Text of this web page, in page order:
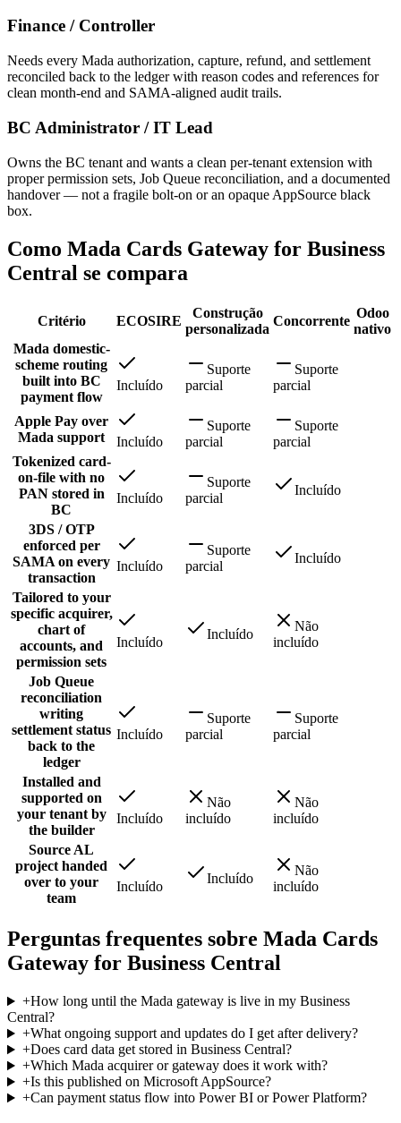
Finance / Controller
Needs every Mada authorization, capture, refund, and settlement
reconciled back to the ledger with reason codes and references for
clean month-end and SAMA-aligned audit trails.
BC Administrator / IT Lead
Owns the BC tenant and wants a clean per-tenant extension with
proper permission sets, Job Queue reconciliation, and a documented
handover — not a fragile bolt-on or an opaque AppSource black
box.
Como Mada Cards Gateway for Business
Central se compara
Critério ECOSIRE
Construção
personalizada
Concorrente
Odoo
nativo
Mada domestic-
scheme routing
built into BC
payment flow
Incluído
Suporte
parcial
Suporte
parcial
Apple Pay over
Mada support
Incluído
Suporte
parcial
Suporte
parcial
Tokenized card-
on-file with no
PAN stored in
BC
Incluído
Suporte
parcial
Incluído
3DS / OTP
enforced per
SAMA on every
transaction
Incluído
Suporte
parcial
Incluído
Tailored to your
specific acquirer,
chart of
accounts, and
permission sets
Incluído
Incluído
Não
incluído
Job Queue
reconciliation
writing
settlement status
back to the
ledger
Incluído
Suporte
parcial
Suporte
parcial
Installed and
supported on
your tenant by
the builder
Incluído
Não
incluído
Não
incluído
Source AL
project handed
over to your
team
Incluído
Incluído
Não
incluído
Perguntas frequentes sobre Mada Cards
Gateway for Business Central
+How long until the Mada gateway is live in my Business
Central?
+What ongoing support and updates do I get after delivery?
+Does card data get stored in Business Central?
+Which Mada acquirer or gateway does it work with?
+Is this published on Microsoft AppSource?
+Can payment status flow into Power BI or Power Platform?